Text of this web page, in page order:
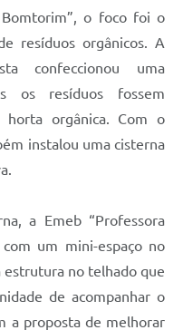
Bomtorim”, o foco foi o
resíduos orgânicos. A
confeccionou uma
os resíduos fossem
horta orgânica. Com o
instalou uma cisterna
a Emeb “Professora
um mini-espaço no
estrutura no telhado que
de acompanhar o
a proposta de melhorar